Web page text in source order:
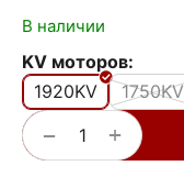
В наличии
KV моторов:
1920KV
1750KV
+
−